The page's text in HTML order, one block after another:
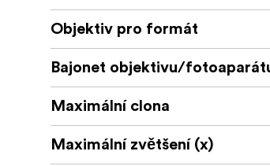
Objektiv pro formát
Bajonet objektivu/
Maximální clona
Maximální zvětšení (x)